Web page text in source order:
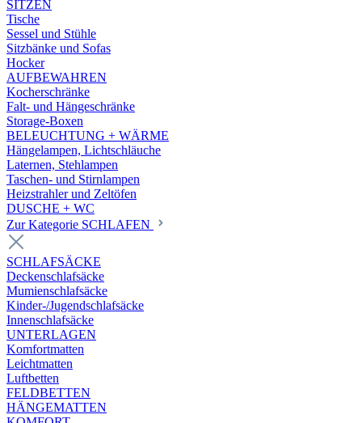
SITZEN
Tische
Sessel und Stühle
Sitzbänke und Sofas
Hocker
AUFBEWAHREN
Kocherschränke
Falt- und Hängeschränke
Storage-Boxen
BELEUCHTUNG + WÄRME
Hängelampen, Lichtschläuche
Laternen, Stehlampen
Taschen- und Stirnlampen
Heizstrahler und Zeltöfen
DUSCHE + WC
Zur Kategorie SCHLAFEN
SCHLAFSÄCKE
Deckenschlafsäcke
Mumienschlafsäcke
Kinder-/Jugendschlafsäcke
Innenschlafsäcke
UNTERLAGEN
Komfortmatten
Leichtmatten
Luftbetten
FELDBETTEN
HÄNGEMATTEN